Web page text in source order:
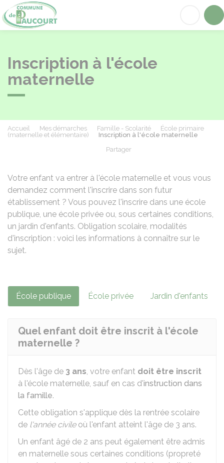
Inscription à l'école
maternelle
Accueil Mes démarches Famille - Scolarité
École primaire
(maternelle et élémentaire)
Inscription à l'école maternelle
Partager
Votre enfant va entrer à l'école maternelle et vous vous
demandez comment l'inscrire dans son futur
établissement ? Vous pouvez l'inscrire dans une école
publique, une école privée ou, sous certaines conditions,
un jardin d'enfants. Obligation scolaire, modalités
d'inscription : voici les informations à connaître sur le
sujet.
École publique École privée Jardin d'enfants
Quel enfant doit être inscrit à l'école
maternelle ?
Dès l'âge de 3 ans, votre enfant doit être inscrit
à l'école maternelle, sauf en cas d'instruction dans
la famille.
Cette obligation s'applique dès la rentrée scolaire
de l'année civileoù l'enfant atteint l'âge de 3 ans.
Un enfant âgé de 2 ans peut également être admis
en maternelle sous certaines conditions (propreté